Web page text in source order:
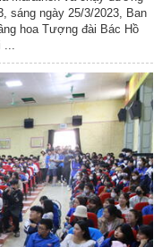
sáng ngày 25/3/2023, Ban
hoa Tượng đài Bác Hồ
...
tắc, tiêu chí, định
và tỷ lệ vốn đối ứng
trình mục tiêu